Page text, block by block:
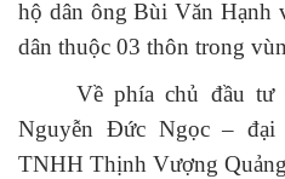
hộ dân ông Bùi Văn Hạnh
dân thuộc 03 thôn trong
Về phía chủ đầu tư
Nguyễn Đức Ngọc –
TNHH Thịnh Vượng